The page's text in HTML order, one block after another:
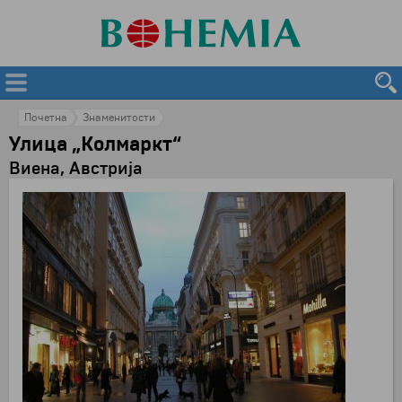
Почетна Знаменитости
Улица „Колмаркт“
Виена, Австрија